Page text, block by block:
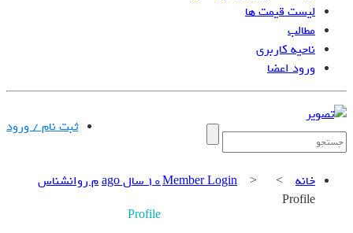
لیست قیمت ها
مطالب
ناحیه کاربری
ورود اعضا
ثبت نام / ورود
خانه >
Member Login >
Profile
10 سال ago م روانشناس
Profile